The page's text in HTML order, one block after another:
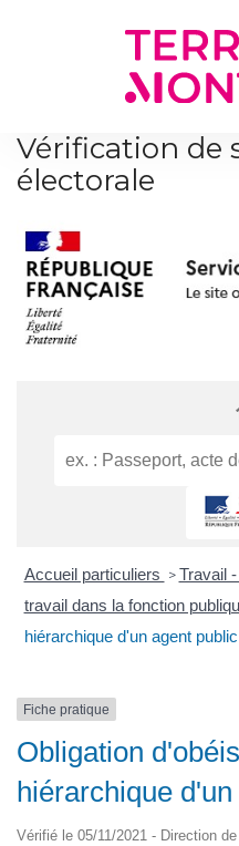
Vérification de
électorale
Accueil particuliers > Travail
travail dans la fonction
hiérarchique d'un agent public
Fiche pratique
Obligation
hiérarchique
Vérifié le 05/11/2021 - Direction